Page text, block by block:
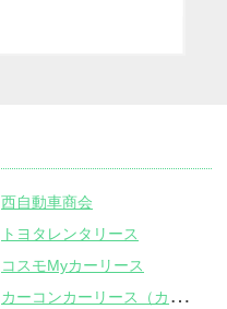
西自動車商会
トヨタレンタリース
コスモMyカーリース
カ
ーコンカーリース（カーコンビニ倶楽部）